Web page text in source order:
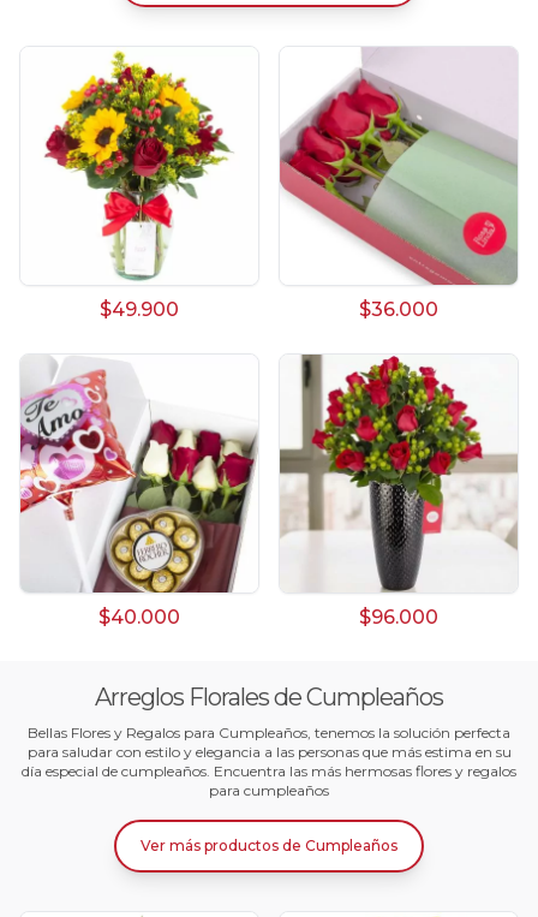
$49.900 $36.000
$40.000 $96.000
Arreglos Florales de Cumpleaños
Bellas Flores y Regalos para Cumpleaños, tenemos la solución perfecta
para saludar con estilo y elegancia a las personas que más estima en su
día especial de cumpleaños. Encuentra las más hermosas flores y regalos
para cumpleaños
Ver más productos de Cumpleaños